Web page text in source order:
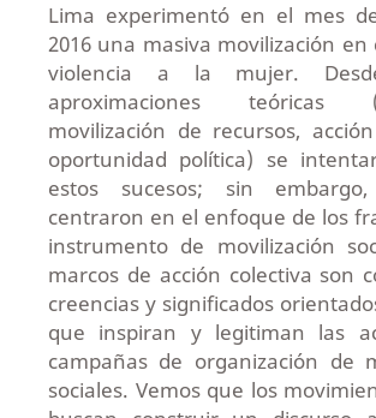
Lima experimentó en el mes
2016 una masiva movilización
violencia a la mujer.
aproximaciones teóricas
movilización de recursos,
oportunidad política) se
estos sucesos; sin
centraron en el enfoque de los
instrumento de movilización
marcos de acción colectiva son
creencias y significados
que inspiran y legitiman las
campañas de organización de
sociales. Vemos que los